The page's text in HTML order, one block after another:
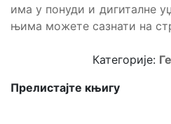
има у понуди и дигиталне
њима можете сазнати на
Категорије:
Прелистајте књигу